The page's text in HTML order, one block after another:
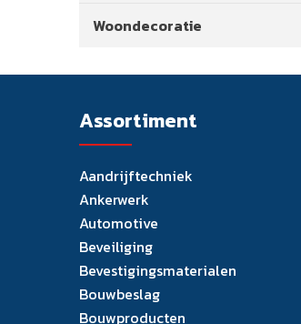
Woondecoratie
Assortiment
Aandrijftechniek
Ankerwerk
Automotive
Beveiliging
Bevestigingsmaterialen
Bouwbeslag
Bouwproducten